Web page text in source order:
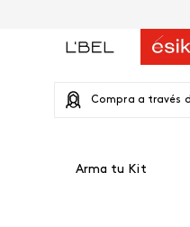
Compra a través
Arma tu Kit